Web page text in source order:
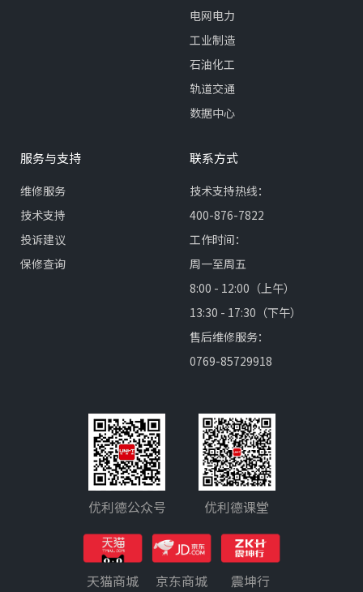
电网电力
工业制造
石油化工
轨道交通
数据中心
服务与支持
维修服务
技术支持
投诉建议
保修查询
联系方式
技术支持热线：
400-876-7822
工作时间：
周一至周五
8:00 - 12:00（上午）
13:30 - 17:30（下午）
售后维修服务：
0769-85729918
优利德公众号 优利德课堂
天猫商城 京东商城 震坤行